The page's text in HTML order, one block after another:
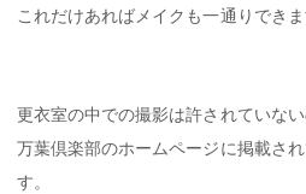
これだけあればメイクも一通りできま
更衣室の中での撮影は許されていな
万葉倶楽部のホームページに掲載さ
す。